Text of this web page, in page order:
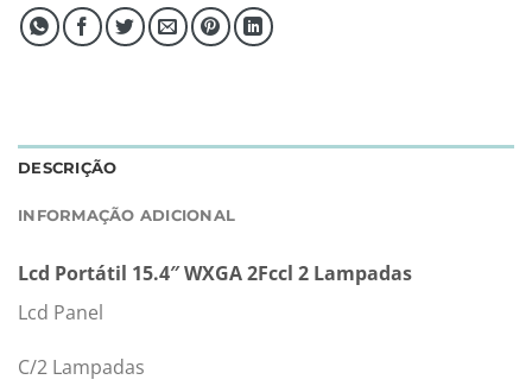
DESCRIÇÃO
INFORMAÇÃO ADICIONAL
Lcd Portátil 15.4″ WXGA 2Fccl 2 Lampadas
Lcd Panel
C/2 Lampadas